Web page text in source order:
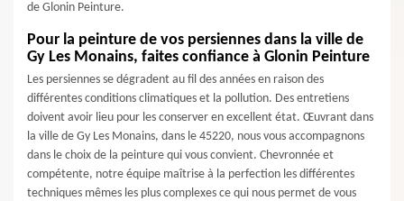
de Glonin Peinture.
Pour la peinture de vos persiennes dans la ville de
Gy Les Monains, faites confiance à Glonin Peinture
Les persiennes se dégradent au fil des années en raison des
différentes conditions climatiques et la pollution. Des entretiens
doivent avoir lieu pour les conserver en excellent état. Œuvrant dans
la ville de Gy Les Monains, dans le 45220, nous vous accompagnons
dans le choix de la peinture qui vous convient. Chevronnée et
compétente, notre équipe maîtrise à la perfection les différentes
techniques mêmes les plus complexes ce qui nous permet de vous